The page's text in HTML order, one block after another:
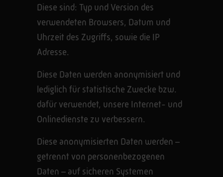
Diese sind: Typ und Version des
verwendeten Browsers, Datum und
Uhrzeit des Zugriffs, sowie die IP
Adresse.
Diese Daten werden anonymisiert und
lediglich für statistische Zwecke bzw.
dafür verwendet, unsere Internet- und
Onlinedienste zu verbessern.
Diese anonymisierten Daten werden –
getrennt von personenbezogenen
Daten – auf sicheren Systemen